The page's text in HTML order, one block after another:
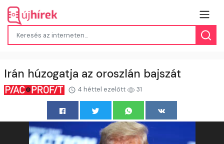
Irán húzogatja az oroszlán bajszát
4 héttel ezelőtt 31